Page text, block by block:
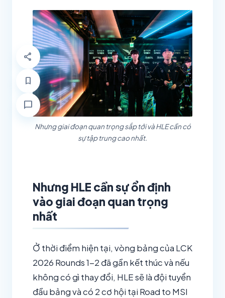
share
bookmark
chat_bubble
Nhưng giai đoạn quan trọng sắp tới và HLE cần có
sự tập trung cao nhất.
Nhưng HLE cần sự ổn định
vào giai đoạn quan trọng
nhất
Ở thời điểm hiện tại, vòng bảng của LCK
2026 Rounds 1-2 đã gần kết thúc và nếu
không có gì thay đổi, HLE sẽ là đội tuyển
đầu bảng và có 2 cơ hội tại Road to MSI